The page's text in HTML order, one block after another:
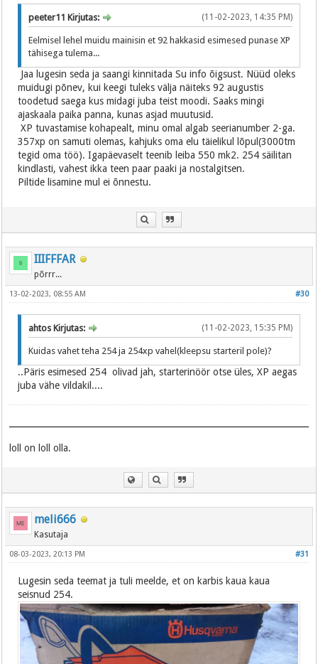
(11-02-2023, 14:35 PM)
peeter11 Kirjutas:
Eelmisel lehel muidu mainisin et 92 hakkasid esimesed punase XP
tähisega tulema...
Jaa lugesin seda ja saangi kinnitada Su info õigsust. Nüüd oleks
muidugi põnev, kui keegi tuleks välja näiteks 92 augustis
toodetud saega kus midagi juba teist moodi. Saaks mingi
ajaskaala paika panna, kunas asjad muutusid.
XP tuvastamise kohapealt, minu omal algab seerianumber 2-ga.
357xp on samuti olemas, kahjuks oma elu täielikul lõpul(3000tm
tegid oma töö). Igapäevaselt teenib leiba 550 mk2. 254 säilitan
kindlasti, vahest ikka teen paar paaki ja nostalgitsen.
Piltide lisamine mul ei õnnestu.
IIIFFFAR
põrrr...
#30
13-02-2023, 08:55 AM
(11-02-2023, 15:35 PM)
ahtos Kirjutas:
Kuidas vahet teha 254 ja 254xp vahel(kleepsu starteril pole)?
..Päris esimesed 254 olivad jah, starterinöör otse üles, XP aegas
juba vähe vildakil....
loll on loll olla.
meli666
Kasutaja
#31
08-03-2023, 20:13 PM
Lugesin seda teemat ja tuli meelde, et on karbis kaua kaua
seisnud 254.